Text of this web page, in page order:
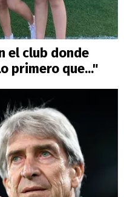
el club donde
primero que..."